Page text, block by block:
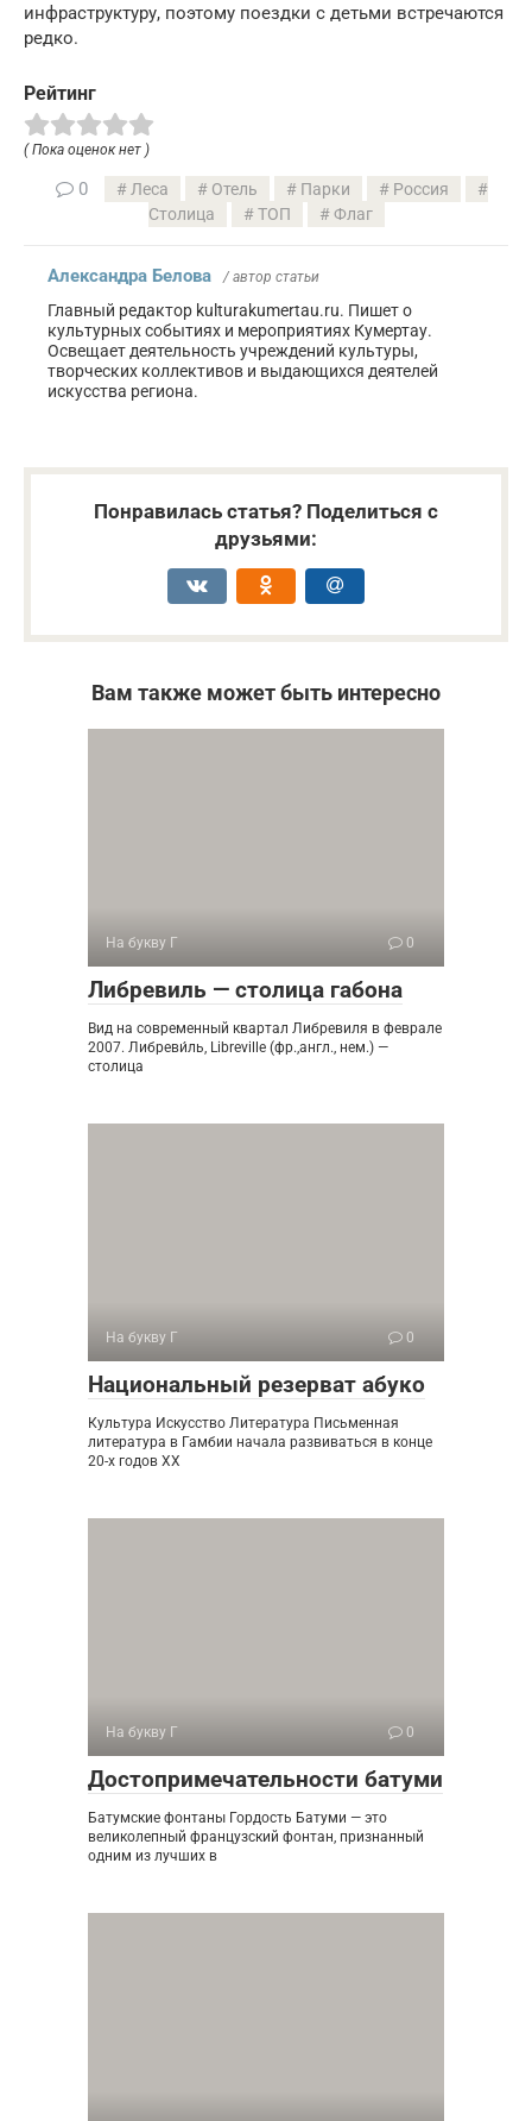
инфраструктуру, поэтому поездки с детьми встречаются
редко.
Рейтинг
( Пока оценок нет )
0 Леса Отель Парки
Россия
Столица
ТОП Флаг
Александра Белова / автор статьи
Главный редактор kulturakumertau.ru. Пишет о
культурных событиях и мероприятиях Кумертау.
Освещает деятельность учреждений культуры,
творческих коллективов и выдающихся деятелей
искусства региона.
Понравилась статья? Поделиться с
друзьями:
Вам также может быть интересно
На букву Г 0
Либревиль — столица габона
Вид на современный квартал Либревиля в феврале
2007. Либреви́ль, Libreville (фр.,англ., нем.) —
столица
На букву Г 0
Национальный резерват абуко
Культура Искусство Литература Письменная
литература в Гамбии начала развиваться в конце
20-х годов XX
На букву Г 0
Достопримечательности батуми
Батумские фонтаны Гордость Батуми — это
великолепный французский фонтан, признанный
одним из лучших в